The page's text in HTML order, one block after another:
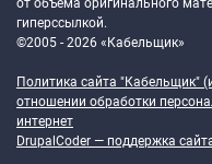
от объема оригинального
гиперссылкой.
©2005 - 2026 «Кабельщик»
Политика сайта "Кабельщик"
отношении обработки
интернет
DrupalCoder — поддержка